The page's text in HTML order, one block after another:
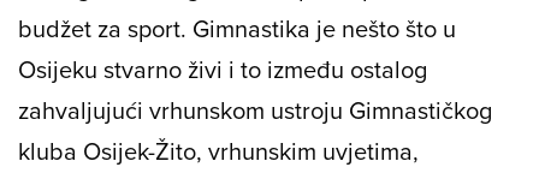
budžet za sport. Gimnastika je nešto što u
Osijeku stvarno živi i to između ostalog
zahvaljujući vrhunskom ustroju Gimnastičkog
kluba Osijek-Žito, vrhunskim uvjetima,